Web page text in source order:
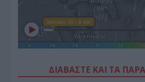
ΔΙΑΒΑΣΤΕ ΚΑΙ ΤΑ